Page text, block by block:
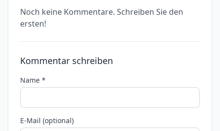
Noch keine Kommentare. Schreiben Sie den
ersten!
Kommentar schreiben
Name *
E-Mail (optional)